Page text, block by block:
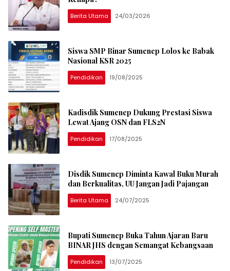
Berita Utama 24/03/2026
Siswa SMP Binar Sumenep Lolos ke Babak
Nasional KSR 2025
Pendidikan 19/08/2025
Kadisdik Sumenep Dukung Prestasi Siswa
Lewat Ajang OSN dan FLS2N
Pendidikan 17/08/2025
Disdik Sumenep Diminta Kawal Buku Murah
dan Berkualitas, UU Jangan Jadi Pajangan
Berita Utama 24/07/2025
Bupati Sumenep Buka Tahun Ajaran Baru
BINAR JHS dengan Semangat Kebangsaan
Pendidikan 13/07/2025